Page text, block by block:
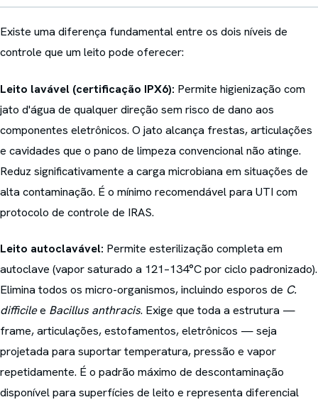
Existe uma diferença fundamental entre os dois níveis de
controle que um leito pode oferecer:
Leito lavável (certificação IPX6): Permite higienização com
jato d'água de qualquer direção sem risco de dano aos
componentes eletrônicos. O jato alcança frestas, articulações
e cavidades que o pano de limpeza convencional não atinge.
Reduz significativamente a carga microbiana em situações de
alta contaminação. É o mínimo recomendável para UTI com
protocolo de controle de IRAS.
Leito autoclavável: Permite esterilização completa em
autoclave (vapor saturado a 121–134°C por ciclo padronizado).
Elimina todos os micro-organismos, incluindo esporos de C.
difficilee Bacillus anthracis. Exige que toda a estrutura —
frame, articulações, estofamentos, eletrônicos — seja
projetada para suportar temperatura, pressão e vapor
repetidamente. É o padrão máximo de descontaminação
disponível para superfícies de leito e representa diferencial